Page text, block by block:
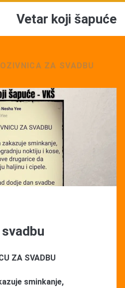
Vetar koji šapuće
ZA SVADBU
ZA SVADBU
sminkanje,